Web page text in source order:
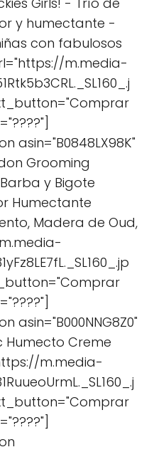
y humectante -
con fabulosos
m.media-
Grooming
y Bigote
Humectante
Madera de Oud,
Humecto Creme
m.media-